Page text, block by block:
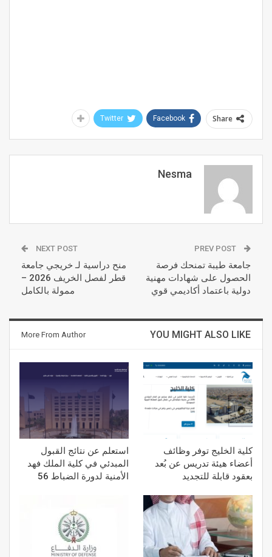
Share
Facebook
Twitter
Nesma
جامعة طيبة تمنحك فرصة
الحصول على شهادات مهنية
دولية باعتماد أكاديمي قوي
NEXT POST
‏منح دراسية لـ خريجي جامعة
قطر لفصل الخريف 2026 –
ممولة بالكامل
YOU MIGHT ALSO LIKE
More From Author
كلية الخليج توفر وظائف
أعضاء هيئة تدريس عن بُعد
بعقود قابلة للتجديد
استعلم عن نتائج القبول
المبدئي في كلية الملك فهد
الأمنية لدورة الضباط 56